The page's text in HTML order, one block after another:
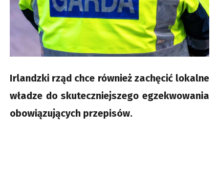
Irlandzki rząd chce również zachęcić lokalne
władze do skuteczniejszego egzekwowania
obowiązujących przepisów.